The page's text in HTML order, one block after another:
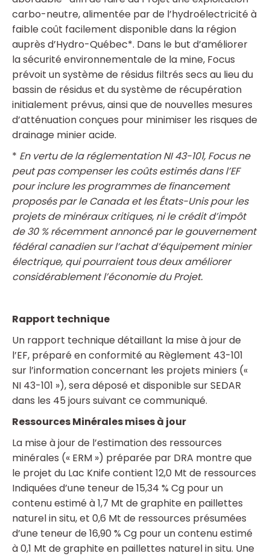
carbo-neutre, alimentée par de l’hydroélectricité à
faible coût facilement disponible dans la région
auprès d’Hydro-Québec*. Dans le but d’améliorer
la sécurité environnementale de la mine, Focus
prévoit un système de résidus filtrés secs au lieu du
bassin de résidus et du système de récupération
initialement prévus, ainsi que de nouvelles mesures
d’atténuation conçues pour minimiser les risques de
drainage minier acide.
* En vertu de la réglementation NI 43-101, Focus ne
peut pas compenser les coûts estimés dans l’EF
pour inclure les programmes de financement
proposés par le Canada et les États-Unis pour les
projets de minéraux critiques, ni le crédit d’impôt
de 30 % récemment annoncé par le gouvernement
fédéral canadien sur l’achat d’équipement minier
électrique, qui pourraient tous deux améliorer
considérablement l’économie du Projet.
Rapport technique
Un rapport technique détaillant la mise à jour de
l’EF, préparé en conformité au Règlement 43-101
sur l’information concernant les projets miniers («
NI 43-101 »), sera déposé et disponible sur SEDAR
dans les 45 jours suivant ce communiqué.
Ressources Minérales mises à jour
La mise à jour de l’estimation des ressources
minérales (« ERM ») préparée par DRA montre que
le projet du Lac Knife contient 12,0 Mt de ressources
Indiquées d’une teneur de 15,34 % Cg pour un
contenu estimé à 1,7 Mt de graphite en paillettes
naturel in situ, et 0,6 Mt de ressources présumées
d’une teneur de 16,90 % Cg pour un contenu estimé
à 0,1 Mt de graphite en paillettes naturel in situ. Une